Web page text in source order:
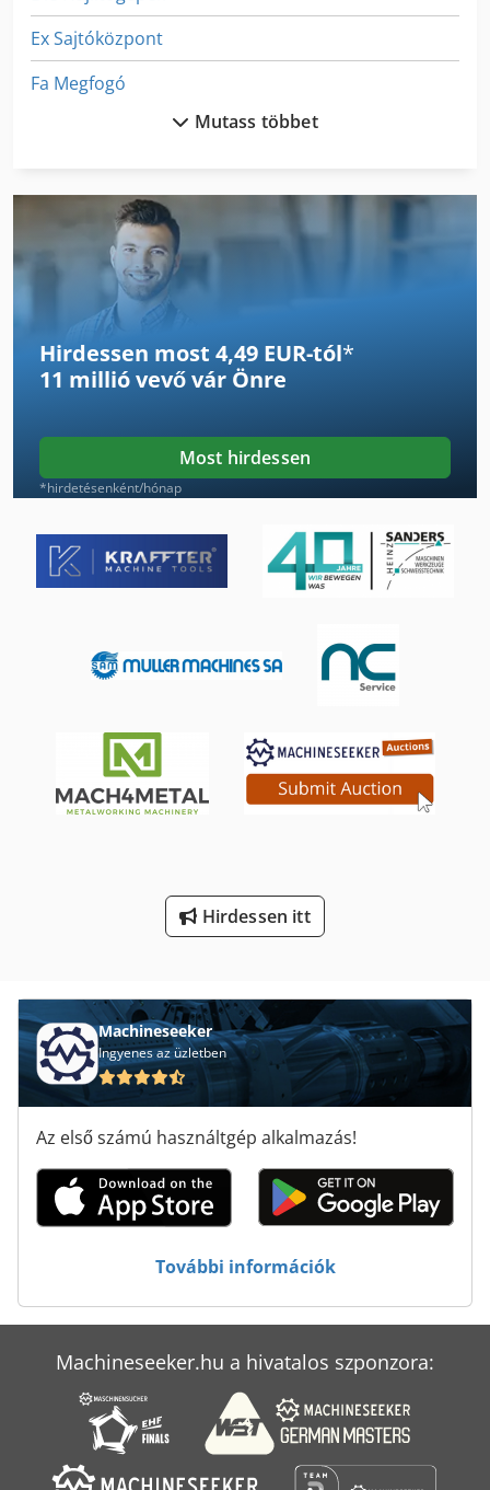
Ex Sajtóközpont
Fa Megfogó
Fejező És Gérvágó Fűrész
Függőleges Horonyvágó Gép
Ga 11 Ff
Gx 11 Ff
Hajtogató Gép Tartozékok
Hang-Mérnöki
Hsc 20 Linear
Idx 23
Lé Sajtó
Nc Marógép
Neophot 2
Mutass többet
Hirdessen most 4,49 EUR-tól*
11 millió vevővár Önre
Most hirdessen
*hirdetésenként/hónap
Hirdessen itt
Machineseeker
Ingyenes az üzletben
Az első számú használtgép alkalmazás!
További információk
Machineseeker.hu a hivatalos szponzora: